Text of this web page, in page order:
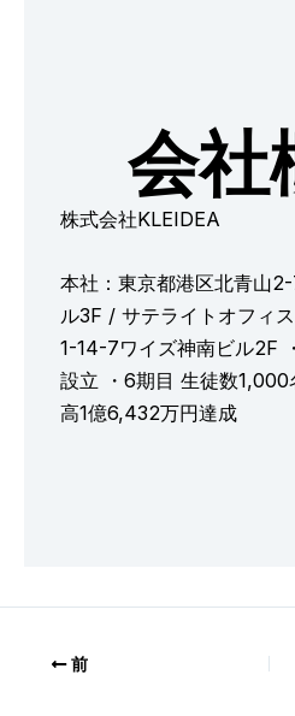
会社
株式会社KLEIDEA
本社：東京都港区北青山
ル3F / サテライトオフィ
1-14-7ワイズ神南ビル2F
設立 ・6期目 生徒数
高1億6,432万円達成
前